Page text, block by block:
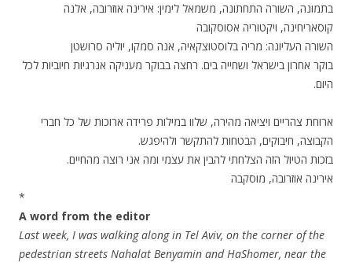
בתמונה, השורה התחתונה, משמאל לימין: אירינה אוזרובה, אלנה
קוסאריחינה, ויקטוריה אסוסקובה
השורה העליונה: מריה בלוסטוצקאיה, אנה סמקו, יוליה סרושטן
בוקר אחרון בישראל ושחייה בים. רחצה בבוקר מעניקה אנרגיות חיוביות לכל
היום.
ארוחת צהריים ויציאה מהירה, שלוו במילות פרידה ארוכות של כל חברי
הקבוצה, חיבוקים, הבטחות להתקשר ולהיפגש.
בזכות הטיול הזה הצלחתי להבין את עצמי ומה אני רוצה מהחיים.
אירינה אוזרובה, מוסקבה
*
A word from the editor
Last week, I was walking along in Tel Aviv, on the corner of the
pedestrian streets Nahalat Benyamin and HaShomer, near the